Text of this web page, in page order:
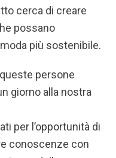
cerca di creare
possano
più sostenibile.
persone
giorno alla nostra
per l’opportunità di
conoscenze con